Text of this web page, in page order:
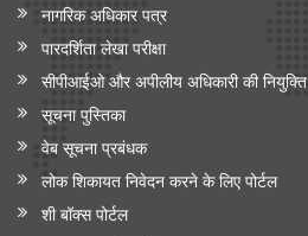
नागरिक अधिकार पत्र
पारदर्शिता लेखा परीक्षा
सीपीआईओ और अपी‍लीय अधिकारी की नियुक्ति
सूचना पुस्तिका
वेब सूचना प्रबंधक
लोक शिकायत निवेदन करने के लिए पोर्टल
शी बॉक्स पोर्टल